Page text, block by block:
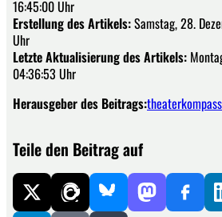
16:45:00 Uhr
Erstellung des Artikels:Samstag, 28.
Uhr
Letzte Aktualisierung des Artikels:
04:36:53 Uhr
Herausgeber des Beitrags:
Teile den Beitrag auf